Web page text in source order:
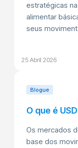
estratégicas
alimentar
seus
25 Abril 2026
Blogue
O que é
Os mercados
base dos